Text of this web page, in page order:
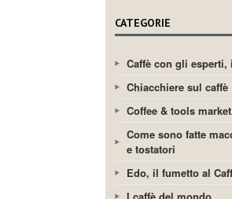
CATEGORIE
Caffè con gli
Chiacchiere sul caffè
Coffee & tools
Come sono fatte
e tostatori
Edo, il fumetto al
I caffè del mondo